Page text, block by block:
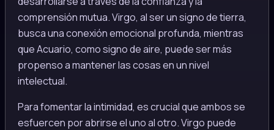
comprensión mutua. Virgo, al ser un signo de tierra,
busca una conexión emocional profunda, mientras
que Acuario, como signo de aire, puede ser más
propenso a mantener las cosas en un nivel
intelectual.
Para fomentar la intimidad, es crucial que ambos se
esfuercen por abrirse el uno al otro. Virgo puede